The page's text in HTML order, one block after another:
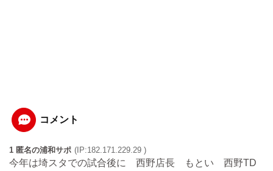
コメント
1 匿名の浦和サポ (IP:182.171.229.29 )
今年は埼スタでの試合後に 西野店長 もとい 西野TD